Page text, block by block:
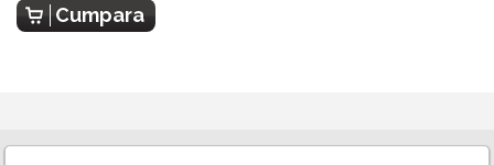
Cumpara